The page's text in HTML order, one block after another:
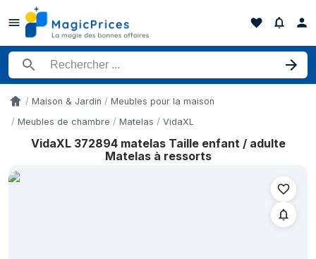
Rechercher un produit
AccueilMaison & Jardin
Meubles pour la maison
Meubles de chambre
Matelas VidaXL
VidaXL 372894 matelas Taille enfant / adulte
Matelas à ressorts
Historique des prix de VidaXL 372894 matelas Taille enfant /
Date
18 juin 2026